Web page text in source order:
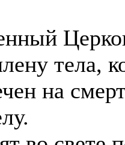
тела,
на